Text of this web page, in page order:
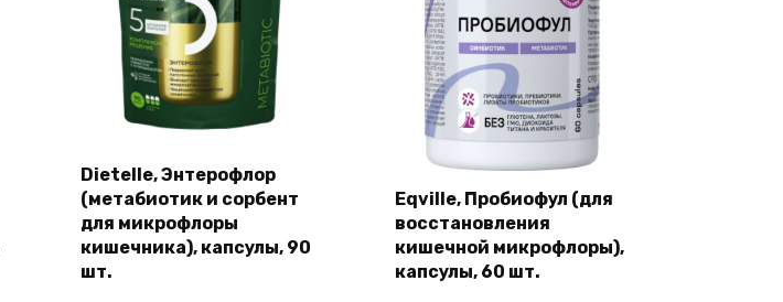
Dietelle, Энтерофлор
(метабиотик и сорбент
для микрофлоры
кишечника), капсулы, 90
шт.
Eqville, Пробиофул (для
восстановления
кишечной микрофлоры),
капсулы, 60 шт.